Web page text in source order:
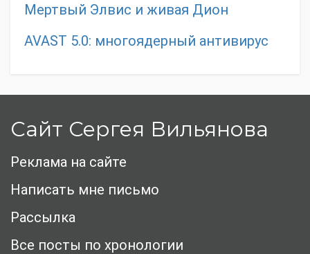
Мертвый Элвис и живая Дион
AVAST 5.0: многоядерный антивирус
Сайт Сергея Вильянова
Реклама на сайте
Написать мне письмо
Рассылка
Все посты по хронологии